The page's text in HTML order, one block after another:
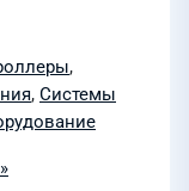
,
, Системы